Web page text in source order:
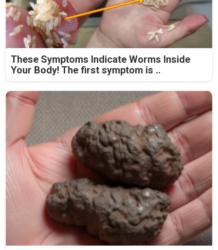
These Symptoms Indicate Worms Inside
Your Body! The first symptom is ..